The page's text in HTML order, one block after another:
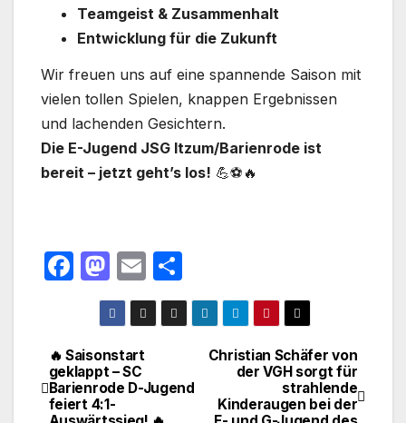
Teamgeist & Zusammenhalt
Entwicklung für die Zukunft
Wir freuen uns auf eine spannende Saison mit
vielen tollen Spielen, knappen Ergebnissen
und lachenden Gesichtern.
Die E-Jugend JSG Itzum/Barienrode ist
bereit – jetzt geht’s los! 💪⚽🔥
F
e
b
o
M
a
st
o
d
o
E
m
ail
ei
le
Beitragsnavigation
Christian Schäfer von
der VGH sorgt für
strahlende
Kinderaugen bei der
🔥 Saisonstart
geklappt – SC
Barienrode D-Jugend
feiert 4:1-